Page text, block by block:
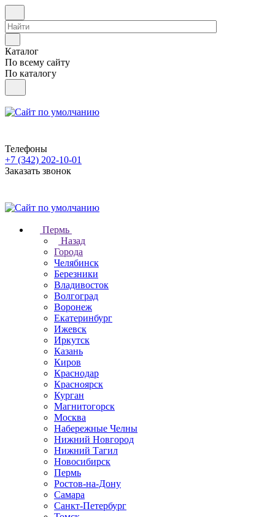
Каталог
По всему сайту
По каталогу
Телефоны
+7 (342) 202-10-01
Заказать звонок
Пермь
Назад
Города
Челябинск
Березники
Владивосток
Волгоград
Воронеж
Екатеринбург
Ижевск
Иркутск
Казань
Киров
Краснодар
Красноярск
Курган
Магнитогорск
Москва
Набережные Челны
Нижний Новгород
Нижний Тагил
Новосибирск
Пермь
Ростов-на-Дону
Самара
Санкт-Петербург